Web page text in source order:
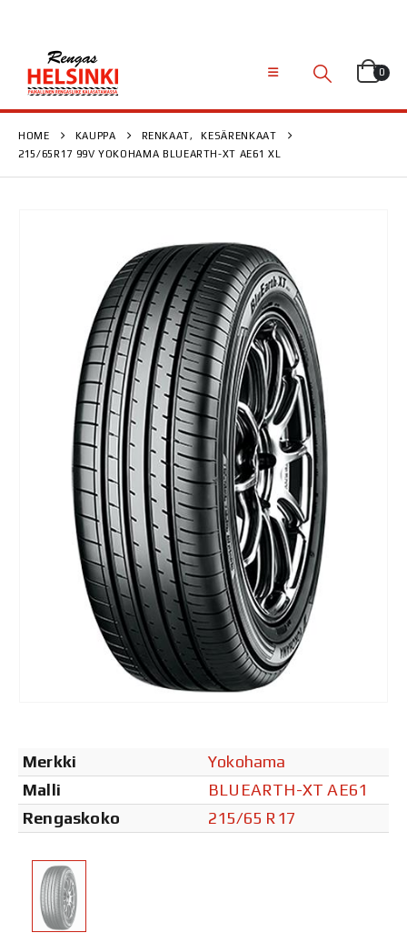
0
HOME KAUPPA RENKAAT,
KESÄRENKAAT
215/65R17 99V YOKOHAMA BLUEARTH-XT AE61 XL
Merkki
Yokohama
Malli
BLUEARTH-XT AE61
Rengaskoko
215/65 R17